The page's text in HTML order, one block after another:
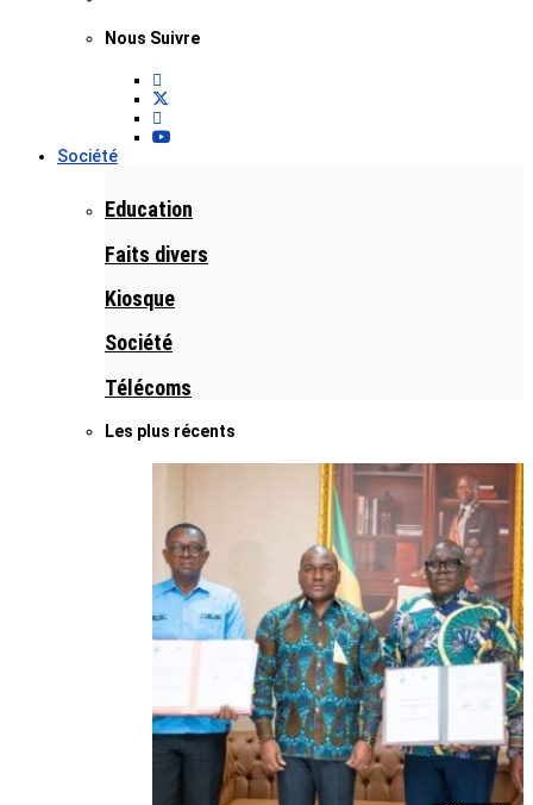
Nous Suivre
Société
Education
Faits divers
Kiosque
Société
Télécoms
Les plus récents